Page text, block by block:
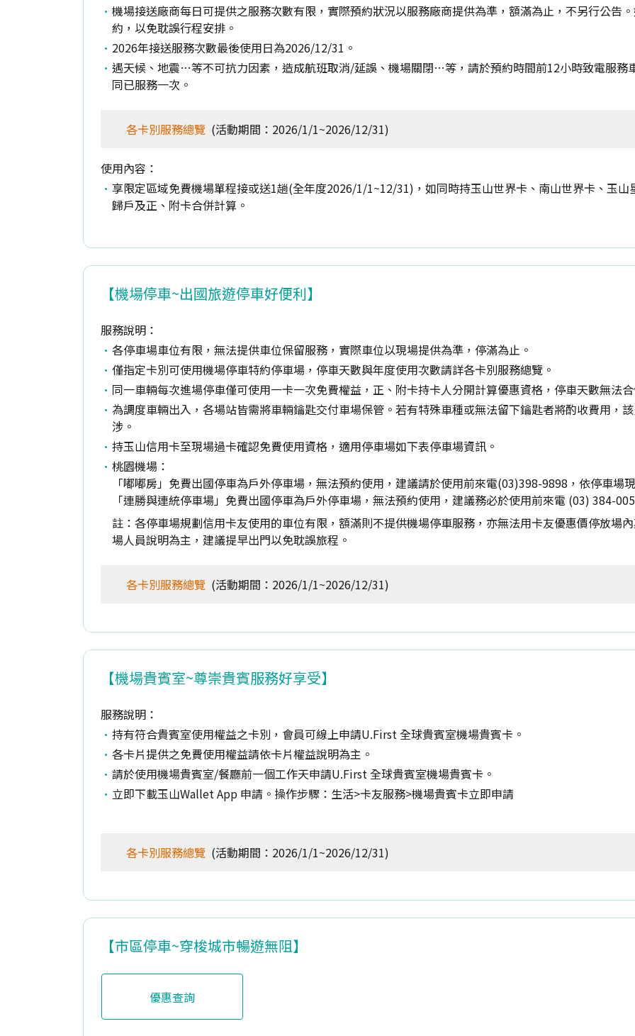
機場接送廠商每日可提供之服務次數有限，實際預約狀況以服務廠商提供為準，額滿為止，不另行公告
約，以免耽誤行程安排。
2026年接送服務次數最後使用日為2026/12/31。
遇天候、地震…等不可抗力因素，造成航班取消/延誤、機場關閉…等，請於預約時間前12小時致電服務
同已服務一次。
各卡別服務總覽 (活動期間：2026/1/1~2026/12/31)
使用內容：
享限定區域免費機場單程接或送1趟(全年度2026/1/1~12/31)，如同時持玉山世界卡、南山世界卡、玉
歸戶及正、附卡合併計算。
【機場停車~出國旅遊停車好便利】
服務說明：
各停車場車位有限，無法提供車位保留服務，實際車位以現場提供為準，停滿為止。
僅指定卡別可使用機場停車特約停車場，停車天數與年度使用次數請詳各卡別服務總覽。
同一車輛每次進場停車僅可使用一卡一次免費權益，正、附卡持卡人分開計算優惠資格，停車天數無法合
為調度車輛出入，各場站皆需將車輛鑰匙交付車場保管。若有特殊車種或無法留下鑰匙者將酌收費用，
涉。
持玉山信用卡至現場過卡確認免費使用資格，適用停車場如下表停車場資訊。
桃園機場：
「嘟嘟房」免費出國停車為戶外停車場，無法預約使用，建議請於使用前來電(03)398-9898，依停車場
「連勝與連統停車場」免費出國停車為戶外停車場，無法預約使用，建議務必於使用前來電 (03) 384-
註：各停車場規劃信用卡友使用的車位有限，額滿則不提供機場停車服務，亦無法用卡友優惠價停放場
場人員說明為主，建議提早出門以免耽誤旅程。
各卡別服務總覽 (活動期間：2026/1/1~2026/12/31)
【機場貴賓室~尊崇貴賓服務好享受】
服務說明：
持有符合貴賓室使用權益之卡別，會員可線上申請U.First 全球貴賓室機場貴賓卡。
各卡片提供之免費使用權益請依卡片權益說明為主。
請於使用機場貴賓室/餐廳前一個工作天申請U.First 全球貴賓室機場貴賓卡。
立即下載玉山Wallet App 申請。操作步驟：生活>卡友服務>機場貴賓卡立即申請
各卡別服務總覽 (活動期間：2026/1/1~2026/12/31)
【市區停車~穿梭城市暢遊無阻】
優惠查詢